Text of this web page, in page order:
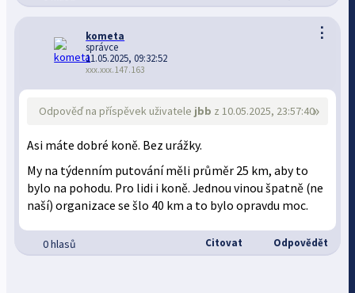
⋮
kometa
správce
11.05.2025, 09:32:52
xxx.xxx.147.163
»
Odpověď na příspěvek uživatele jbb z 10.05.2025, 23:57:40
Asi máte dobré koně. Bez urážky.
My na týdenním putování měli průměr 25 km, aby to
bylo na pohodu. Pro lidi i koně. Jednou vinou špatně (ne
naší) organizace se šlo 40 km a to bylo opravdu moc.
0 hlasů Citovat Odpovědět